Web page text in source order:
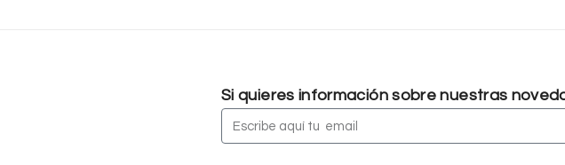
Si quieres información sobre nuestras